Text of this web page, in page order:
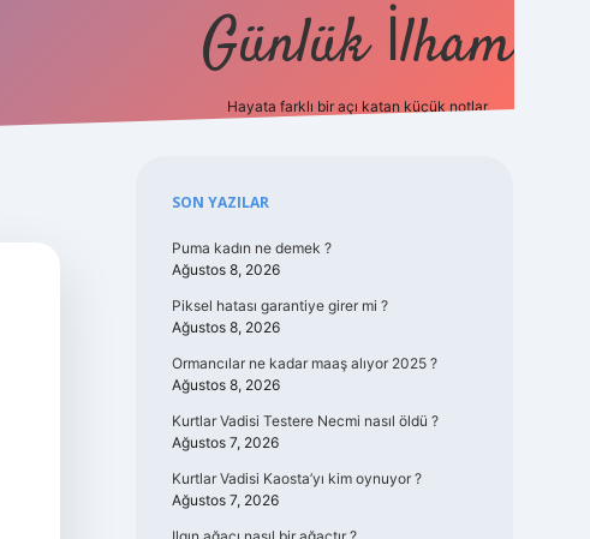
Günlük İlham
Hayata farklı bir açı katan küçük notlar.
Sidebar
SON YAZILAR
Puma kadın ne demek ?
Ağustos 8, 2026
Piksel hatası garantiye girer mi ?
Ağustos 8, 2026
Ormancılar ne kadar maaş alıyor 2025 ?
Ağustos 8, 2026
Kurtlar Vadisi Testere Necmi nasıl öldü ?
Ağustos 7, 2026
Kurtlar Vadisi Kaosta’yı kim oynuyor ?
Ağustos 7, 2026